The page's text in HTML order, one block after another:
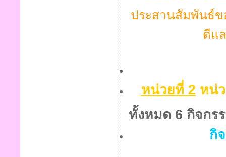
ประสานสัมพันธ์ข
ดีแ
หน่วยที่ 2 หน่ว
ทั้งหมด 6 กิจกร
กิ